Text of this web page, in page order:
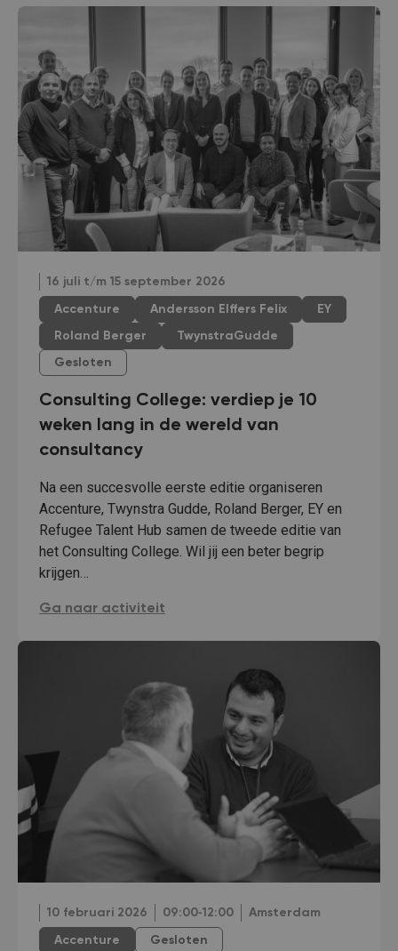
16 juli t/m 15 september 2026
Accenture Andersson Elffers Felix EY
Roland Berger TwynstraGudde
Gesloten
Consulting College: verdiep je 10
weken lang in de wereld van
consultancy
Na een succesvolle eerste editie organiseren
Accenture, Twynstra Gudde, Roland Berger, EY en
Refugee Talent Hub samen de tweede editie van
het Consulting College. Wil jij een beter begrip
krijgen…
Consulting College: verdiep je 10 weken lang in de
Ga naar activiteit
10 februari 2026 09:00‐12:00 Amsterdam
Accenture Gesloten